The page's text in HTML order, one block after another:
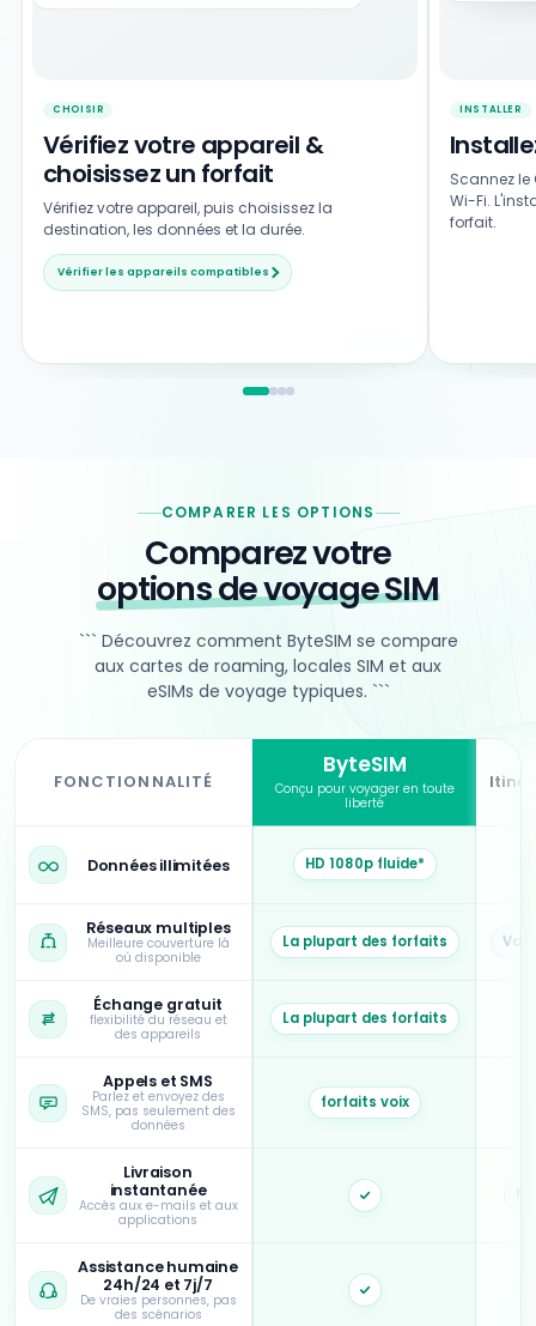
CHOISIR
Vérifiez votre appareil &
choisissez un forfait
Vérifiez votre appareil, puis choisissez la
destination, les données et la durée.
Vérifier les appareils compatibles
INSTALLER
Scannez le
Wi-Fi.
forfait.
COMPARER LES OPTIONS
Comparez votre
options de voyage SIM
``` Découvrez comment ByteSIM se compare
aux cartes de roaming, locales SIM et aux
eSIMs de voyage typiques. ```
FONCTIONNALITÉ
ByteSIM
Conçu pour voyager en toute
liberté
Données illimitées HD 1080p fluide*
Réseaux multiples
Meilleure couverture là
où disponible
La plupart des forfaits
Échange gratuit
flexibilité du réseau et
des appareils
La plupart des forfaits
Appels et SMS
Parlez et envoyez des
SMS, pas seulement des
données
forfaits voix
Livraison
instantanée
Accès aux e-mails et aux
applications
Oui
Assistance humaine
24h/24 et 7j/7
De vraies personnes, pas
des scénarios
Oui